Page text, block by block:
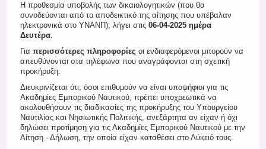
Η προθεσμία υποβολής των δικαιολογητικών (που θα
συνοδεύονται από το αποδεικτικό της αίτησης που υπέβαλαν
ηλεκτρονικά στο ΥΝΑΝΠ), λήγει στις 06-04-2025 ημέρα
Δευτέρα.
Γιαπερισσότερες πληροφορίεςοι ενδιαφερόμενοι μπορούν να
απευθύνονται στα τηλέφωνα που αναγράφονται στη σχετική
προκήρυξη.
Διευκρινίζεται ότι, όσοι επιθυμούν να είναι υποψήφιοι για τις
Ακαδημίες Εμπορικού Ναυτικού, πρέπει υποχρεωτικά να
ακολουθήσουν τις διαδικασίες της προκήρυξης του Υπουργείου
Ναυτιλίας και Νησιωτικής Πολιτικής, ανεξάρτητα αν είχαν ή όχι
δηλώσει προτίμηση για τις Ακαδημίες Εμπορικού Ναυτικού με την
Αίτηση - Δήλωση, την οποία είχαν καταθέσει στο Λύκειό τους.